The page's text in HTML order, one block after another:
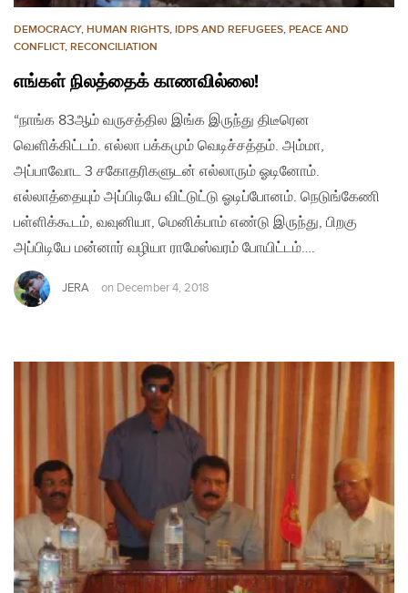
DEMOCRACY, HUMAN RIGHTS, IDPS AND REFUGEES, PEACE AND
CONFLICT, RECONCILIATION
எங்கள் நிலத்தைக் காணவில்லை!
“நாங்க 83ஆம் வருசத்தில இங்க இருந்து திடீரென
வெளிக்கிட்டம். எல்லா பக்கமும் வெடிச்சத்தம். அம்மா,
அப்பாவோட 3 சகோதரிகளுடன் எல்லாரும் ஓடினோம்.
எல்லாத்தையும் அப்பிடியே விட்டுட்டு ஓடிப்போனம். நெடுங்கேணி
பள்ளிக்கூடம், வவுனியா, மெனிக்பாம் எண்டு இருந்து, பிறகு
அப்பிடியே மன்னார் வழியா ராமேஸ்வரம் போயிட்டம்….
JERA on December 4, 2018